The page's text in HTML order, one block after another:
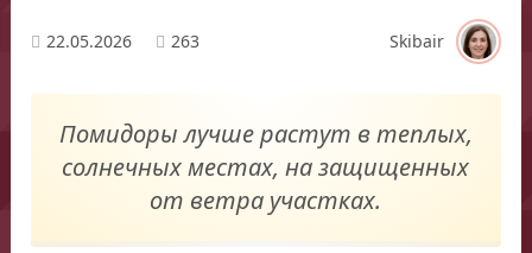
22.05.2026 263 Skibair
Помидоры лучше растут в теплых,
солнечных местах, на защищенных
от ветра участках.